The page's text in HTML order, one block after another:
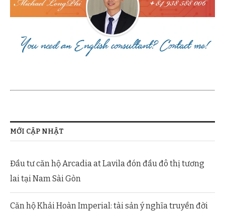
MỚI CẬP NHẬT
Đầu tư căn hộ Arcadia at Lavila đón đầu đô thị tương
lai tại Nam Sài Gòn
Căn hộ Khải Hoàn Imperial: tài sản ý nghĩa truyền đời